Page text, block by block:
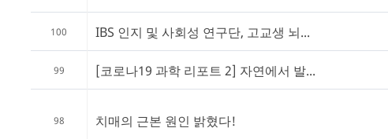
100 IBS 인지 및 사회성 연구단, 고교생 뇌...
99 [코로나19 과학 리포트 2] 자연에서 발...
98 치매의 근본 원인 밝혔다!